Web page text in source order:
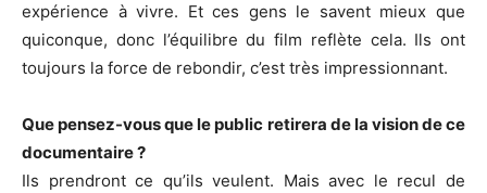
expérience à vivre. Et ces gens le savent mieux que
quiconque, donc l’équilibre du film reflète cela. Ils ont
toujours la force de rebondir, c’est très impressionnant.
Que pensez-vous que le public retirera de la vision de ce
documentaire ?
Ils prendront ce qu’ils veulent. Mais avec le recul de